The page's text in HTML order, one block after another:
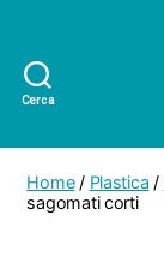
Cerca
Home/ Plastica /
sagomati corti